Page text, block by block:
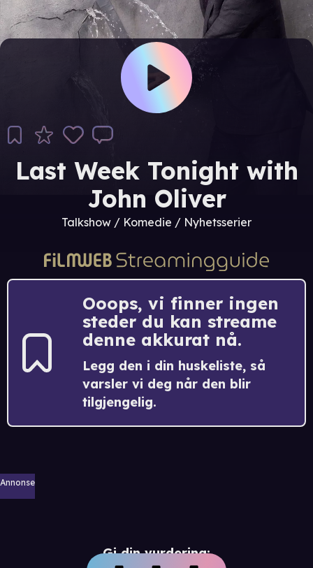
Last Week Tonight with
John Oliver
Talkshow / Komedie / Nyhetsserier
Ooops, vi finner ingen
steder du kan streame
denne akkurat nå.
Legg den i din huskeliste, så
varsler vi deg når den blir
tilgjengelig.
Annonse
Gi din vurdering: